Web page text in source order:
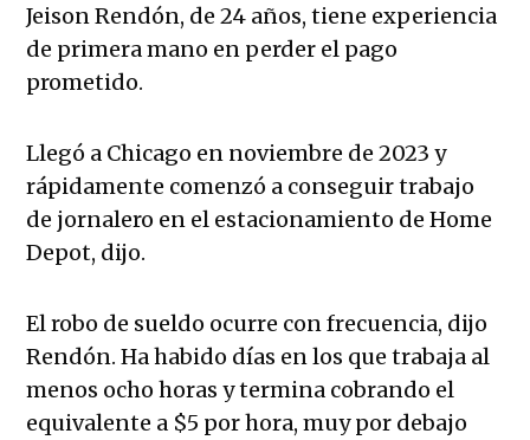
Jeison Rendón, de 24 años, tiene experiencia
de primera mano en perder el pago
prometido.
Llegó a Chicago en noviembre de 2023 y
rápidamente comenzó a conseguir trabajo
de jornalero en el estacionamiento de Home
Depot, dijo.
El robo de sueldo ocurre con frecuencia, dijo
Rendón. Ha habido días en los que trabaja al
menos ocho horas y termina cobrando el
equivalente a $5 por hora, muy por debajo